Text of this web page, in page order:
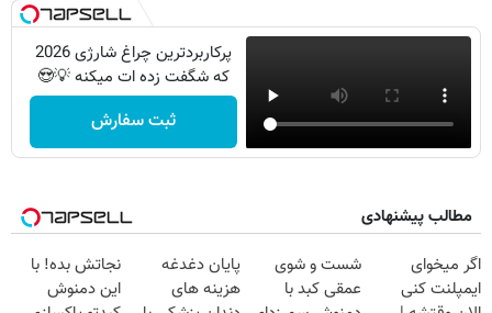
پرکاربردترین چراغ شارژی 2026
که شگفت زده ات میکنه 💡😍
ثبت سفارش
مطالب پیشنهادی
اگر میخوای
ایمپلنت کنی
شست و شوی
عمقی کبد با
پایان دغدغه
هزینه های
نجاتش بده! با
این دمنوش